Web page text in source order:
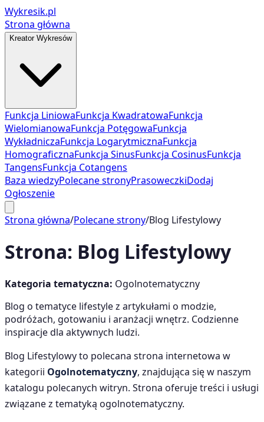
Wykresik.pl
Strona główna
Kreator Wykresów
Funkcja LiniowaFunkcja KwadratowaFunkcja
WielomianowaFunkcja PotęgowaFunkcja
WykładniczaFunkcja LogarytmicznaFunkcja
HomograficznaFunkcja SinusFunkcja CosinusFunkcja
TangensFunkcja Cotangens
Baza wiedzyPolecane stronyPrasoweczkiDodaj
Ogłoszenie
Strona główna/Polecane strony/Blog Lifestylowy
Strona: Blog Lifestylowy
Kategoria tematyczna: Ogolnotematyczny
Blog o tematyce lifestyle z artykułami o modzie,
podróżach, gotowaniu i aranżacji wnętrz. Codzienne
inspiracje dla aktywnych ludzi.
Blog Lifestylowyto polecana strona internetowa w
kategorii Ogolnotematyczny, znajdująca się w naszym
katalogu polecanych witryn. Strona oferuje treści i usługi
związane z tematyką ogolnotematyczny.